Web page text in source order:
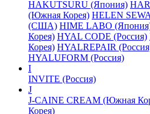
HAKUTSURU (Япония)
(Южная Корея) HELEN
(США) HIME LABO
Корея) HYAL CODE (Россия)
Корея) HYALREPAIR
HYALUFORM (Россия)
I
INVITE (Россия)
J
J-CAINE CREAM (Южная
Корея)